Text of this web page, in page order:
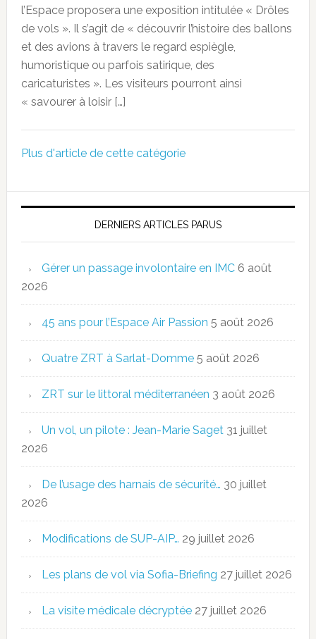
l’Espace proposera une exposition intitulée « Drôles
de vols ». Il s’agit de « découvrir l’histoire des ballons
et des avions à travers le regard espiègle,
humoristique ou parfois satirique, des
caricaturistes ». Les visiteurs pourront ainsi
« savourer à loisir […]
Plus d'article de cette catégorie
DERNIERS ARTICLES PARUS
Gérer un passage involontaire en IMC 6 août
2026
45 ans pour l’Espace Air Passion 5 août 2026
Quatre ZRT à Sarlat-Domme 5 août 2026
ZRT sur le littoral méditerranéen 3 août 2026
Un vol, un pilote : Jean-Marie Saget 31 juillet
2026
De l’usage des harnais de sécurité… 30 juillet
2026
Modifications de SUP-AIP… 29 juillet 2026
Les plans de vol via Sofia-Briefing 27 juillet 2026
La visite médicale décryptée 27 juillet 2026